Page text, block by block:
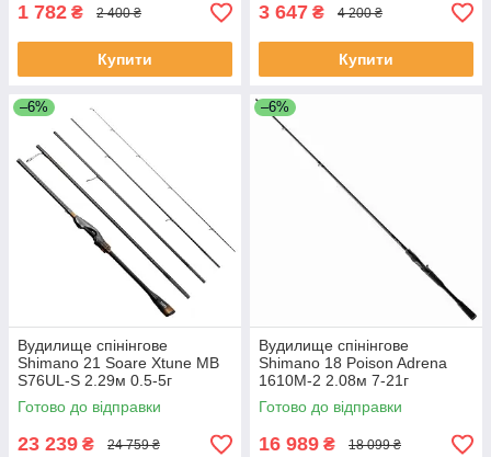
1 782 ₴ 2 400 ₴
Купити
3 647 ₴ 4 200 ₴
Купити
–6%
Вудилище спінінгове
Shimano 21 Soare Xtune MB
S76UL-S 2.29м 0.5-5г
Готово до відправки
23 239 ₴ 24 759 ₴
–6%
Вудилище спінінгове
Shimano 18 Poison Adrena
1610M-2 2.08м 7-21г
Готово до відправки
16 989 ₴ 18 099 ₴